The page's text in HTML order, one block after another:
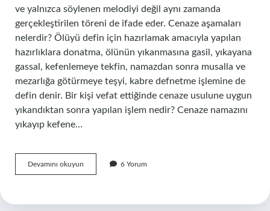
ve yalnızca söylenen melodiyi değil aynı zamanda
gerçekleştirilen töreni de ifade eder. Cenaze aşamaları
nelerdir? Ölüyü defin için hazırlamak amacıyla yapılan
hazırlıklara donatma, ölünün yıkanmasına gasil, yıkayana
gassal, kefenlemeye tekfin, namazdan sonra musalla ve
mezarlığa götürmeye teşyi, kabre defnetme işlemine de
defin denir. Bir kişi vefat ettiğinde cenaze usulune uygun
yıkandıktan sonra yapılan işlem nedir? Cenaze namazını
yıkayıp kefene…
Devamını okuyun
Kişinin
Cenaze
6 Yorum